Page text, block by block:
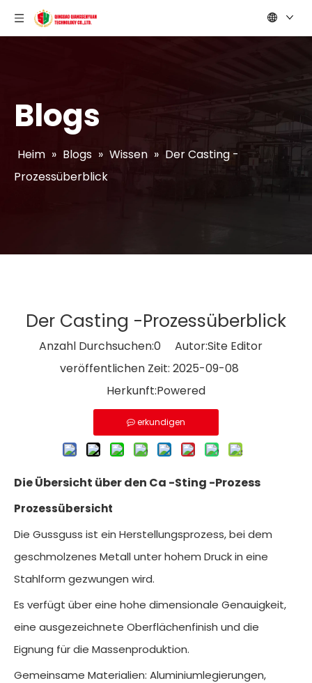
Blogs
Heim » Blogs » Wissen » Der Casting -
Prozessüberblick
Der Casting -Prozessüberblick
Anzahl Durchsuchen:0Autor:Site Editor
veröffentlichen Zeit: 2025-09-08
Herkunft:Powered
erkundigen
Die Übersicht über den Ca -Sting -Prozess
Prozessübersicht
Die Gussguss ist ein Herstellungsprozess, bei dem
geschmolzenes Metall unter hohem Druck in eine
Stahlform gezwungen wird.
Es verfügt über eine hohe dimensionale Genauigkeit,
eine ausgezeichnete Oberflächenfinish und die
Eignung für die Massenproduktion.
Gemeinsame Materialien: Aluminiumlegierungen,